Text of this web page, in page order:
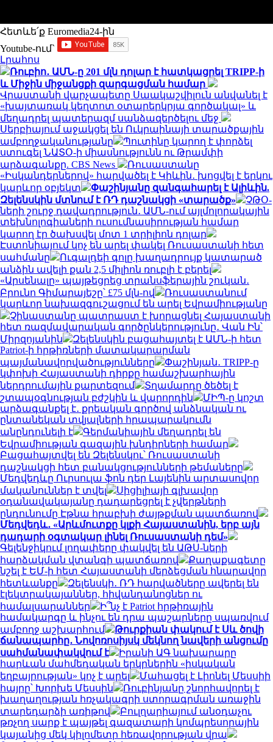
Հետևե՛ք Euromedia24-ին
Youtube-ում`
Լրահոս
Ռուբիո․ ԱՄՆ-ը 201 մլն դոլար է հատկացրել TRIPP-ի
և Միջին միջանցքի զարգացման համար
Վրաստանի վարչապետը Սաակաշվիլուն անվանել է
«խայտառակ կեղտոտ օտարերկրյա գործակալ» և
մեղադրել պատերազմ սանձազերծելու մեջ
Սերբիայում աջակցել են Ուկրաինայի տարածքային
ամբողջականությանը
Պուտինը կարող է փորձել
ստուգել ՆԱՏՕ-ի միասնությունն ու Թրամփի
արձագանքը. CBS News
Ռուսաստանը
«Իսկանդերներով» հարվածել է Կիևին․ խոցվել է երկու
կարևոր օբյեկտ
Փաշինյանը զանգահարել է Ալիևին.
Զելենսկին մտնում է ՌԴ դաշնակցի «տարածք»
ՉԹՕ-
ների շուրջ դավադրություն․ ԱՄՆ-ում այլմոլորակային
տեխնոլոգիաների ուսումնասիրության համար
կարող էր ծախսվել մոտ 1 տրիլիոն դոլար
Էստոնիայում կոչ են արել փակել Ռուսաստանի հետ
սահմանը
Ուգալդեի գոլը խաղադրույք կատարած
անձին ավելի քան 2,5 միլիոն ռուբլի է բերել
«Արսենալը» պայթեցրեց տրանսֆերային շուկան․
Բրունո Գիմարայեշը՝ £75 մլն-ով
Ռուսաստանում
կարևոր նախազգուշացում են արել Եվրամիությանը
Չինաստանը պատրաստ է խորացնել Հայաստանի
հետ ռազմավարական գործընկերությունը․ Վան Ին՝
Միրզոյանին
Զելենսկին բացահայտել է ԱՄՆ-ի հետ
Patriot-ի հրթիռների մատակարարման
պայմանավորվածությունները
Փաշինյան․ TRIPP-ը
կփոխի Հայաստանի դիրքը համաշխարհային
ներդրումային քարտեզում
Տղամարդը ծեծել է
շտապօգնության բժշկին և վարորդին
ՄԻՊ-ը կոշտ
արձագանքել է․ քրեական գործով անձնական ու
ընտանեկան տվյալների հրապարակումն
անընդունելի է
Գերմանիային մեղադրել են
Եվրամիության գազային խնդիրների համար
Բացահայտվել են Զելենսկու՝ Ռուսաստանի
դաշնակցի հետ բանակցությունների թեմաները
Մեդվեդևը Ուրսուլա ֆոն դեր Լայենին արտասովոր
մականուններ է տվել
Սիցիլիայի գլխավոր
օդանավակայանը դադարեցրել է չվերթների
ընդունումը Էթնա հրաբխի ժայթքման պատճառով
Մեդվեդև․ «Արևմուտքը կլքի Հայաստանին, երբ այն
դադարի օգտակար լինել Ռուսաստանի դեմ»
Գելենջիկում լողափերը փակվել են ԱԹՍ-ների
հարձակման վտանգի պատճառով
Քաղաքագետը
նշել է ԵՄ-ի հետ Հայաստանի մերձեցման հնարավոր
հետևանքը
Զելենսկի․ ՌԴ հարվածները ավերել են
էլեկտրակայաններ, հիվանդանոցներ ու
համալսարաններ
Ի՞նչ է Patriot հրթիռային
համակարգը և ինչու են դրա պաշարները սպառվում
ամբողջ աշխարհում
Թուրքիան փակում է Սև ծովի
ճանապարհը․ Նովոռոսիյսկ մեկնող նավերի անցումը
սահմանափակվում է
Իրանի ԱԳ նախարարը
հարևան մահմեդական երկրներին «իսկական
եղբայրության» կոչ է արել
Մահացել է Լիոնել Մեսսիի
հայրը՝ Խորխե Մեսսին
Ռուբինյանը շնորհավորել է
խաղաղության հռչակագրի ստորագրման առաջին
տարեդարձի առիթով
Բուլղարիայում անօդաչու
թռչող սարք է պայթել գազատարի կոմպրեսորային
կայանից մեկ կիլոմետր հեռավորության վրա